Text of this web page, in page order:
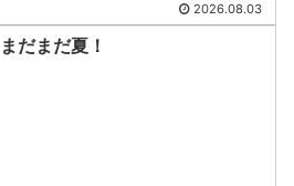
2026.08.03
まだまだ夏！